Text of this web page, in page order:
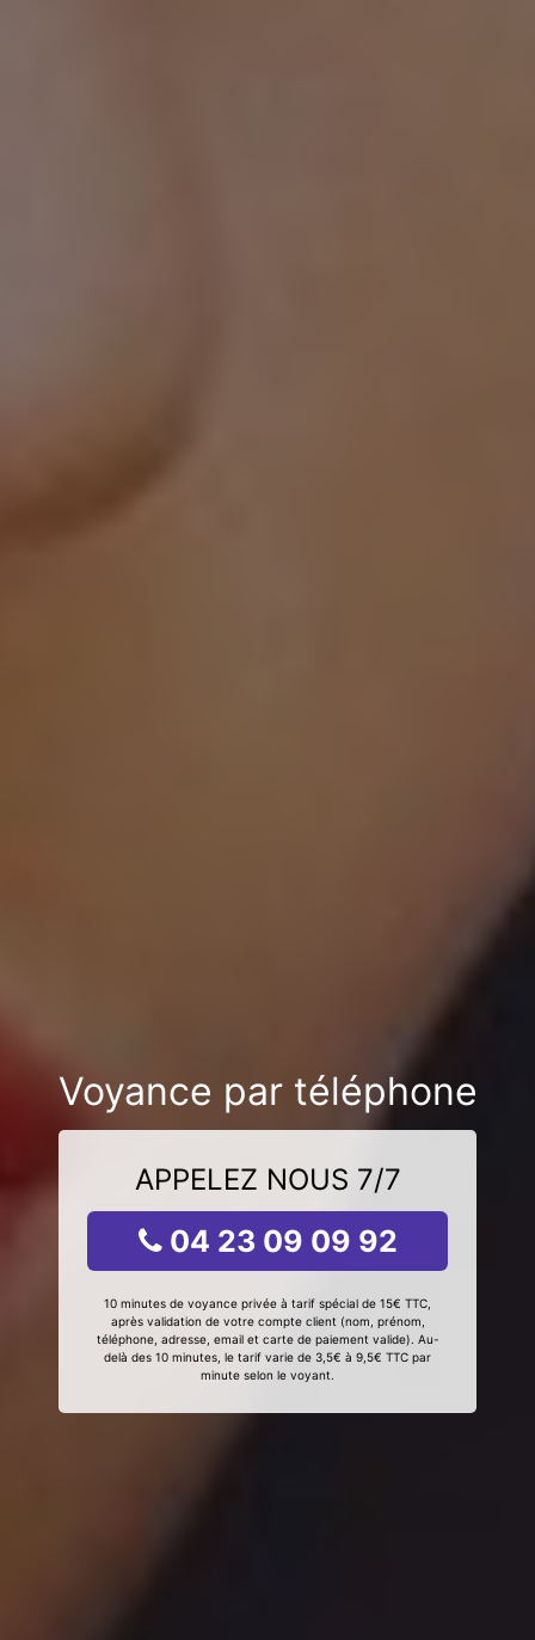
Voyance par téléphone
APPELEZ NOUS 7/7
04 23 09 09 92
10 minutes de voyance privée à tarif spécial de 15€ TTC,
après validation de votre compte client (nom, prénom,
téléphone, adresse, email et carte de paiement valide). Au-
delà des 10 minutes, le tarif varie de 3,5€ à 9,5€ TTC par
minute selon le voyant.